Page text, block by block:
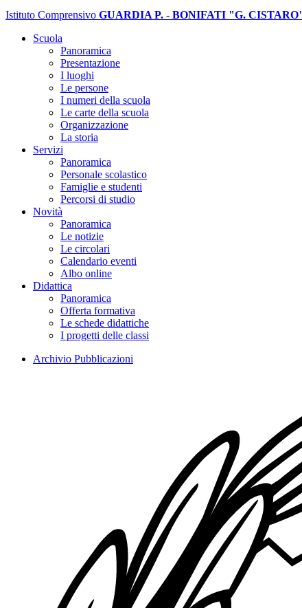
Istituto Comprensivo GUARDIA P. - BONIFATI "G.
Scuola
Panoramica
Presentazione
I luoghi
Le persone
I numeri della scuola
Le carte della scuola
Organizzazione
La storia
Servizi
Panoramica
Personale scolastico
Famiglie e studenti
Percorsi di studio
Novità
Panoramica
Le notizie
Le circolari
Calendario eventi
Albo online
Didattica
Panoramica
Offerta formativa
Le schede didattiche
I progetti delle classi
Archivio Pubblicazioni